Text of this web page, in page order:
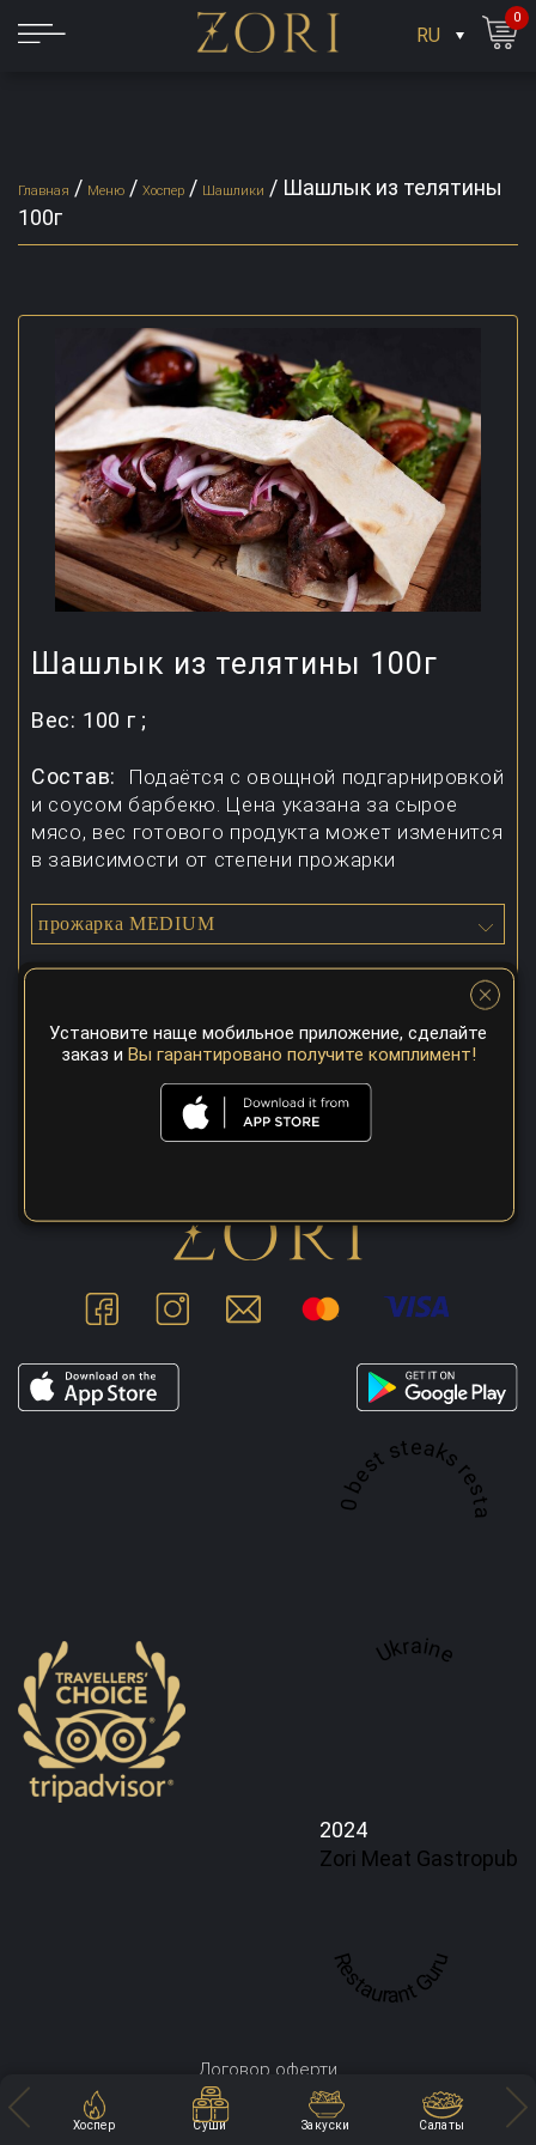
RU
0
Главная / Меню / Хоспер / Шашлики / Шашлык из телятины
100г
Шашлык из телятины 100г
Вес: 100 г ;
Состав:
Подаётся с овощной подгарнировкой
и соусом барбекю. Цена указана за сырое
мясо, вес готового продукта может изменится
в зависимости от степени прожарки
прожарка MEDIUM
Временно нет в наличии
Хоспер Суши Закуски Салаты
A top 100 best steaks restaurant in
Ukraine
2024
Zori Meat Gastropub
Restaurant Guru
Договор оферти
Политика конфиденциальности
Установите наще мобильное приложение, сделайте
заказ и Вы гарантировано получите комплимент!